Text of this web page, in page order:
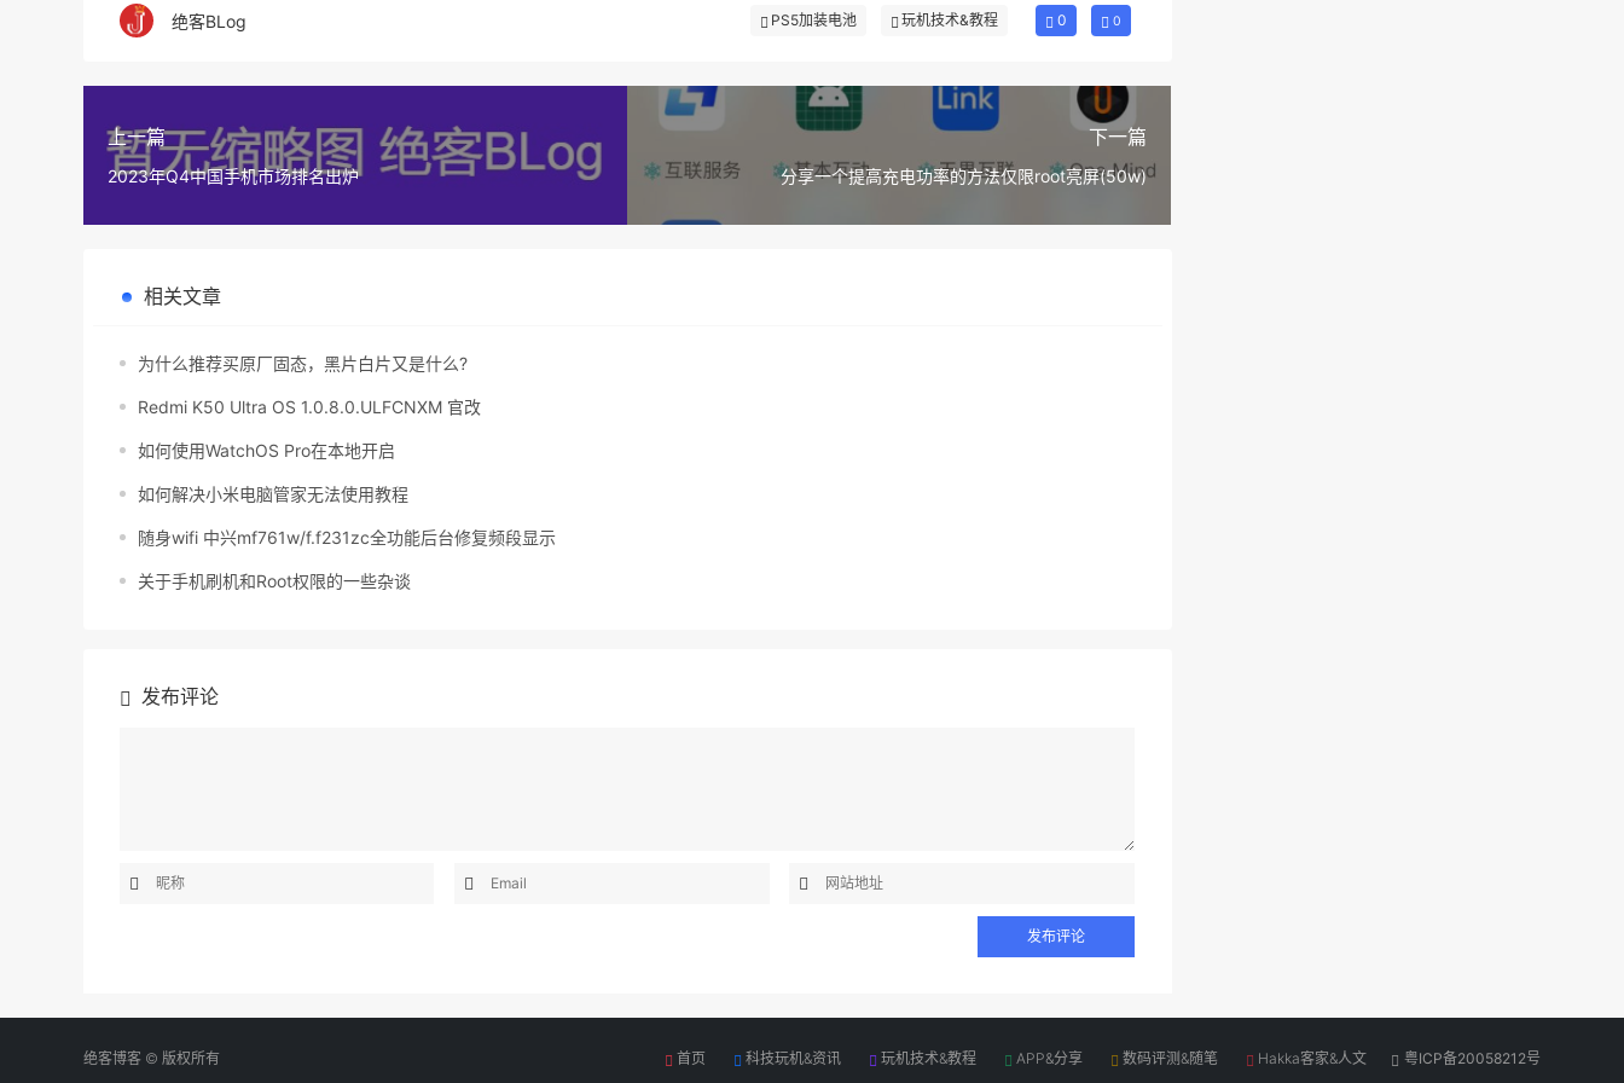
绝客BLog PS5加装电池 玩机技术&教程 0 0
上一篇
2023年Q4中国手机市场排名出炉
下一篇
分享一个提高充电功率的方法仅限root亮屏(50w)
相关文章
为什么推荐买原厂固态，黑片白片又是什么?
Redmi K50 Ultra OS 1.0.8.0.ULFCNXM 官改
如何使用WatchOS Pro在本地开启
如何解决小米电脑管家无法使用教程
随身wifi 中兴mf761w/f.f231zc全功能后台修复频段显示
关于手机刷机和Root权限的一些杂谈
发布评论
绝客博客 © 版权所有 首页 科技玩机&资讯 玩机技术&教程 APP&分享 数码评测&随笔 Hakka客家&人文 粤ICP备20058212号